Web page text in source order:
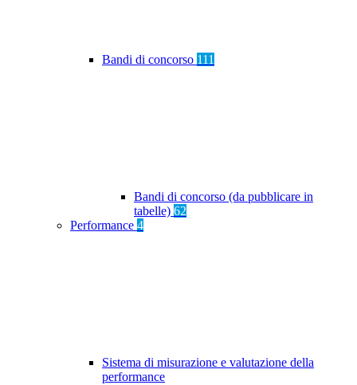
Bandi di concorso 111
Bandi di concorso (da pubblicare in
tabelle) 62
Performance 4
Sistema di misurazione e valutazione della
performance